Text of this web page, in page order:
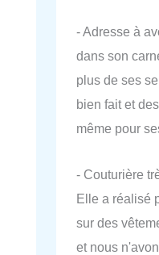
- Adresse à
dans son
plus de ses
bien fait et
même pour
- Couturière
Elle a réalisé
sur des
et nous